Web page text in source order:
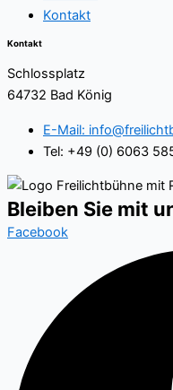
Kontakt
Kontakt
Schlossplatz
64732 Bad König
E-Mail:
Tel: +49 (0) 6063
Bleiben Sie mit
Facebook